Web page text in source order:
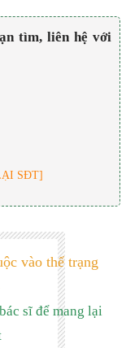
tìm, liên hệ với
SĐT]
vào thể trạng
sĩ để mang lại